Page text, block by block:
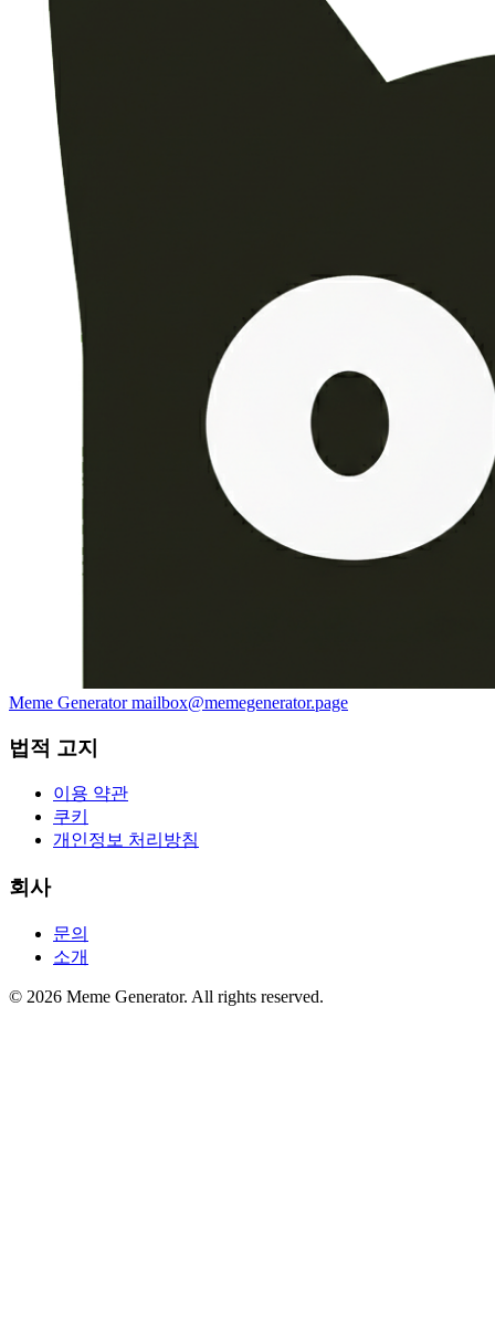
Meme Generatormailbox@memegenerator.page
법적 고지
이용 약관
쿠키
개인정보 처리방침
회사
문의
소개
© 2026 Meme Generator. All rights reserved.